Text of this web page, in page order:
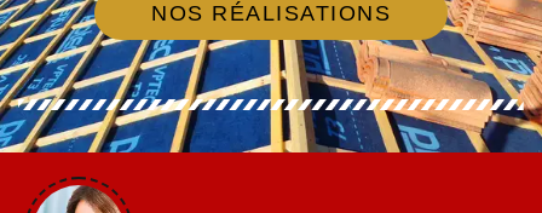
NOS RÉALISATIONS